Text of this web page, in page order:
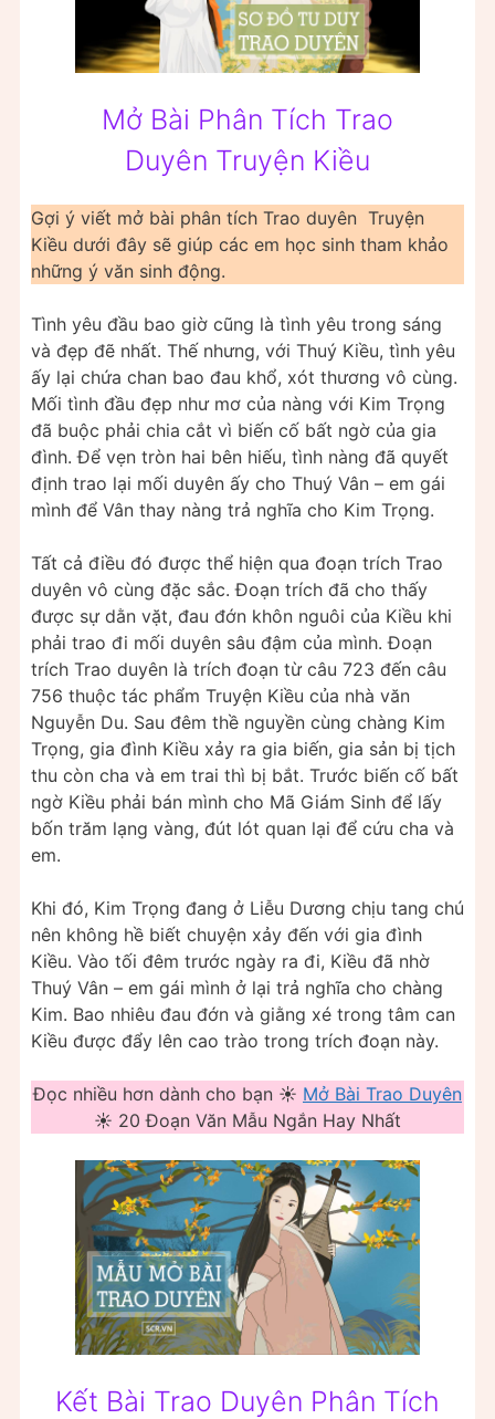
Mở Bài Phân Tích Trao
Duyên Truyện Kiều
Gợi ý viết mở bài phân tích Trao duyên Truyện
Kiều dưới đây sẽ giúp các em học sinh tham khảo
những ý văn sinh động.
Tình yêu đầu bao giờ cũng là tình yêu trong sáng
và đẹp đẽ nhất. Thế nhưng, với Thuý Kiều, tình yêu
ấy lại chứa chan bao đau khổ, xót thương vô cùng.
Mối tình đầu đẹp như mơ của nàng với Kim Trọng
đã buộc phải chia cắt vì biến cố bất ngờ của gia
đình. Để vẹn tròn hai bên hiếu, tình nàng đã quyết
định trao lại mối duyên ấy cho Thuý Vân – em gái
mình để Vân thay nàng trả nghĩa cho Kim Trọng.
Tất cả điều đó được thể hiện qua đoạn trích Trao
duyên vô cùng đặc sắc. Đoạn trích đã cho thấy
được sự dằn vặt, đau đớn khôn nguôi của Kiều khi
phải trao đi mối duyên sâu đậm của mình. Đoạn
trích Trao duyên là trích đoạn từ câu 723 đến câu
756 thuộc tác phẩm Truyện Kiều của nhà văn
Nguyễn Du. Sau đêm thề nguyền cùng chàng Kim
Trọng, gia đình Kiều xảy ra gia biến, gia sản bị tịch
thu còn cha và em trai thì bị bắt. Trước biến cố bất
ngờ Kiều phải bán mình cho Mã Giám Sinh để lấy
bốn trăm lạng vàng, đút lót quan lại để cứu cha và
em.
Khi đó, Kim Trọng đang ở Liễu Dương chịu tang chú
nên không hề biết chuyện xảy đến với gia đình
Kiều. Vào tối đêm trước ngày ra đi, Kiều đã nhờ
Thuý Vân – em gái mình ở lại trả nghĩa cho chàng
Kim. Bao nhiêu đau đớn và giằng xé trong tâm can
Kiều được đẩy lên cao trào trong trích đoạn này.
Đọc nhiều hơn dành cho bạn ☀️ Mở Bài Trao Duyên
☀️ 20 Đoạn Văn Mẫu Ngắn Hay Nhất
Kết Bài Trao Duyên Phân Tích